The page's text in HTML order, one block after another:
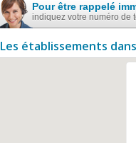
Pour être rappelé
indiquez votre numéro de
Les établissements